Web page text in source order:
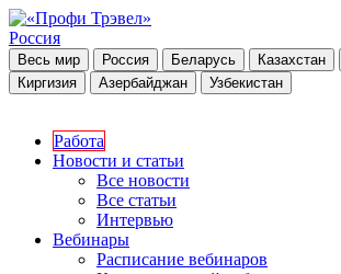
Россия
Весь мир Россия Беларусь Казахстан
Киргизия
Азербайджан Узбекистан
Работа
Новости и статьи
Все новости
Все статьи
Интервью
Вебинары
Расписание вебинаров